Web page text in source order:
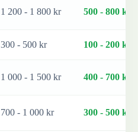
1 200 - 1 800 kr 500 - 800 kr
300 - 500 kr 100 - 200 kr
1 000 - 1 500 kr 400 - 700 kr
700 - 1 000 kr 300 - 500 kr